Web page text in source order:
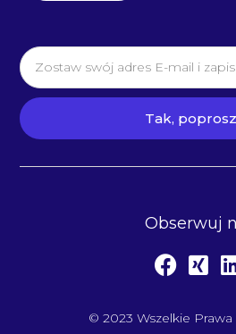
Tak,
Obserwuj
© 2023 Wszelkie